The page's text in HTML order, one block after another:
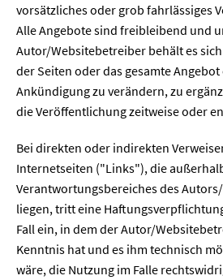
vorsätzliches oder grob fahrlässiges
Alle Angebote sind freibleibend und
Autor/Websitebetreiber behält es
der Seiten oder das gesamte
Ankündigung zu verändern, zu
die Veröffentlichung zeitweise oder
Bei direkten oder indirekten
Internetseiten ("Links"), die
Verantwortungsbereiches des
liegen, tritt eine
Fall ein, in dem der Autor/
Kenntnis hat und es ihm technisch
wäre, die Nutzung im Falle